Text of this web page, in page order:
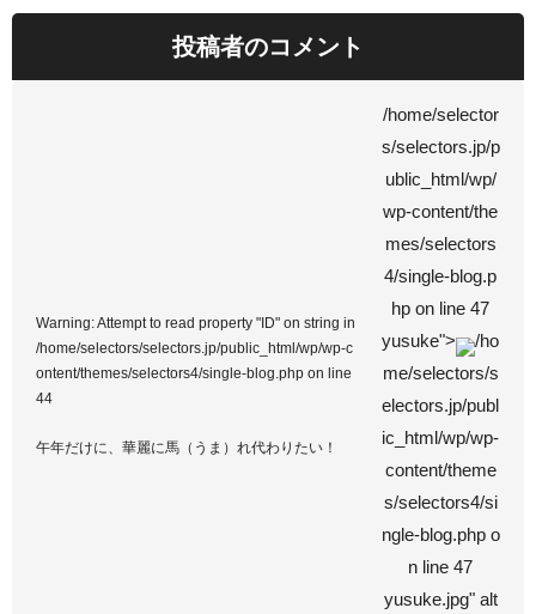
投稿者のコメント
Warning: Attempt to read property "ID" on string in
/home/selectors/selectors.jp/public_html/wp/wp-c
ontent/themes/selectors4/single-blog.php on line
44
午年だけに、華麗に馬（うま）れ代わりたい！
/home/selector
s/selectors.jp/p
ublic_html/wp/
wp-content/the
mes/selectors
4/single-blog.p
hp on line 47
yusuke">
/ho
me/selectors/s
electors.jp/publ
ic_html/wp/wp-
content/theme
s/selectors4/si
ngle-blog.php o
n line 47
yusuke.jpg" alt